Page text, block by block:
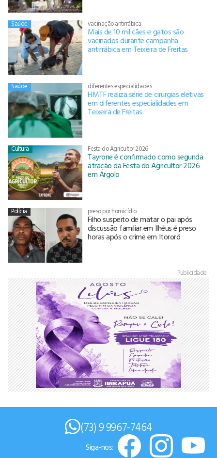
Saúde vacinação antirrábica
Mais de 10 mil cães e gatos são
vacinados durante campanha
antirrábica em Teixeira de Freitas
Saúde diferentes especialidades
HMTF realiza série de cirurgias eletivas
em diferentes especialidades em
Teixeira de Freitas
Cultura Festa do Agricultor 2026
Tayrone é confirmado como segunda
atração da Festa do Agricultor 2026
em Argolo
Polícia preso por homicídio
Filho suspeito de matar o pai após
discussão familiar em Ilhéus é preso
horas após o crime em Itororó
Publicidade
(73) 9 9967-7464
Siga-nos: